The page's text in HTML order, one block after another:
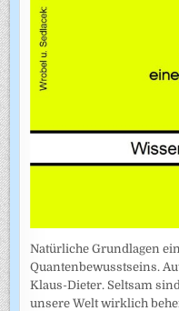
Natürliche Grundlagen
Quantenbewusstseins.
Klaus-Dieter. Seltsam
unsere Welt wirklich